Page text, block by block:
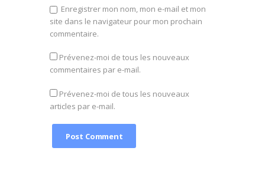
Enregistrer mon nom, mon e-mail et mon
site dans le navigateur pour mon prochain
commentaire.
Prévenez-moi de tous les nouveaux
commentaires par e-mail.
Prévenez-moi de tous les nouveaux
articles par e-mail.